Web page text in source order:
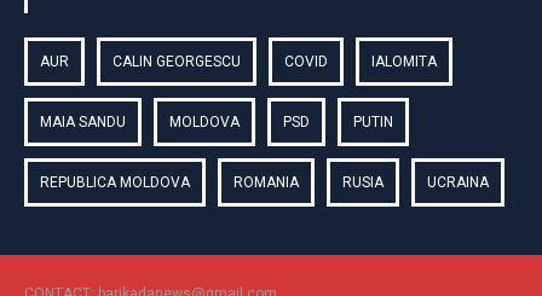
AUR CALIN GEORGESCU COVID IALOMITA
MAIA SANDU MOLDOVA PSD PUTIN
REPUBLICA MOLDOVA ROMANIA RUSIA UCRAINA